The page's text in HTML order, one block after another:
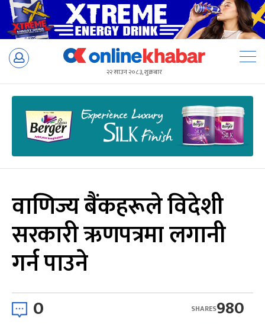
Skip
२२ साउन २०८३, शुक्रबार
वाणिज्य बैंकहरूले विदेशी
सरकारी ऋणपत्रमा लगानी
गर्न पाउने
0 980
SHARES